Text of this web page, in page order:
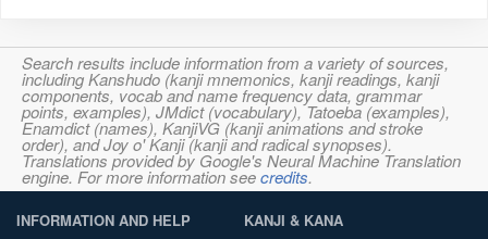
Search results include information from a variety of sources,
including Kanshudo (kanji mnemonics, kanji readings, kanji
components, vocab and name frequency data, grammar
points, examples), JMdict (vocabulary), Tatoeba (examples),
Enamdict (names), KanjiVG (kanji animations and stroke
order), and Joy o' Kanji (kanji and radical synopses).
Translations provided by Google's Neural Machine Translation
engine. For more information seecredits.
INFORMATION AND HELP KANJI & KANA